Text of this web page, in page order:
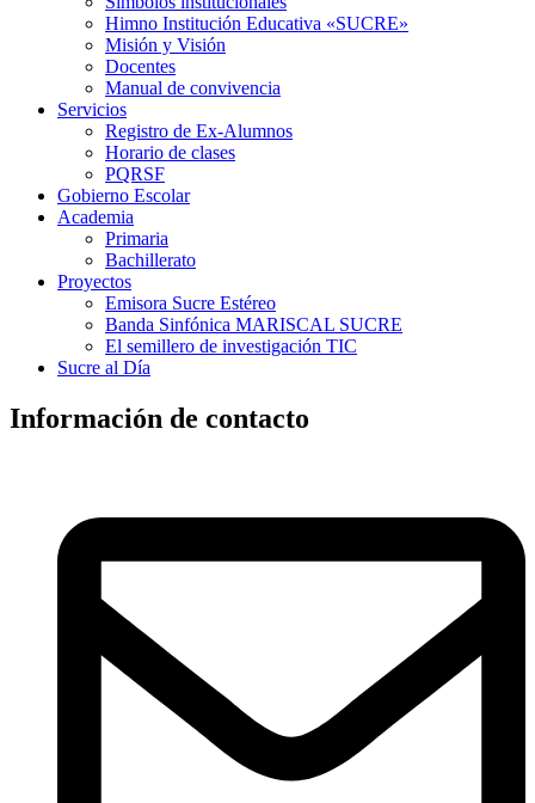
Himno Institución Educativa «SUCRE»
Misión y Visión
Docentes
Manual de convivencia
Servicios
Registro de Ex-Alumnos
Horario de clases
PQRSF
Gobierno Escolar
Academia
Primaria
Bachillerato
Proyectos
Emisora Sucre Estéreo
Banda Sinfónica MARISCAL SUCRE
El semillero de investigación TIC
Sucre al Día
Información de contacto